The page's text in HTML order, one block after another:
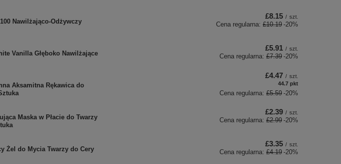
Nawilżająco-Odżywczy
£8.15 / szt.
Cena regularna: £10.19 -20%
Vanilla Głęboko Nawilżające
£5.91 / szt.
Cena regularna: £7.39 -20%
Aksamitna Rękawica do
£4.47 / szt.
44.7 pkt
Cena regularna: £5.59 -20%
Maska w Płacie do Twarzy
£2.39 / szt.
Cena regularna: £2.99 -20%
Żel do Mycia Twarzy do Cery
£3.35 / szt.
Cena regularna: £4.19 -20%